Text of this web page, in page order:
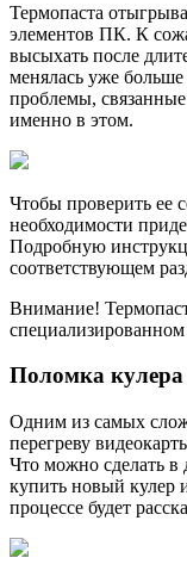
Термопаста
элементов ПК. К
высыхать после
менялась уже
проблемы,
именно в этом.
Чтобы проверить ее
необходимости
Подробную
соответствующем
Внимание!
специализированном
Поломка кулера
Одним из самых
перегреву
Что можно сделать в
купить новый кулер
процессе будет